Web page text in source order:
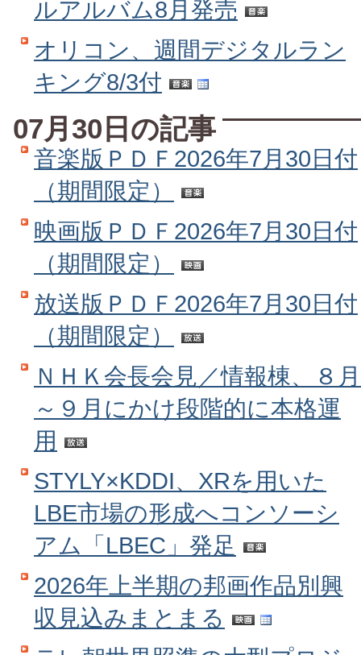
ルアルバム8月発売
オリコン、週間デジタルラン
キング8/3付
07月30日の記事
音楽版ＰＤＦ2026年7月30日付
（期間限定）
映画版ＰＤＦ2026年7月30日付
（期間限定）
放送版ＰＤＦ2026年7月30日付
（期間限定）
ＮＨＫ会長会見／情報棟、８月
～９月にかけ段階的に本格運
用
STYLY×KDDI、XRを用いた
LBE市場の形成へコンソーシ
アム「LBEC」発足
2026年上半期の邦画作品別興
収見込みまとまる